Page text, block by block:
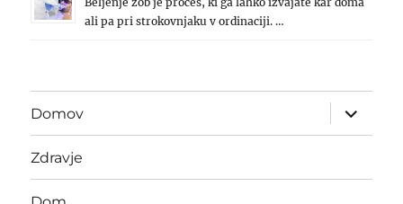
ali pa pri strokovnjaku v ordinaciji. …
Domov
expand
child
menu
Zdravje